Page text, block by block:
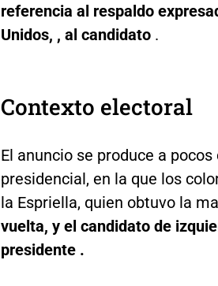
referencia al respaldo
Unidos, , al candidato .
Contexto electoral
El anuncio se produce a
presidencial, en la que los
la Espriella, quien obtuvo la
vuelta, y el candidato de
presidente .